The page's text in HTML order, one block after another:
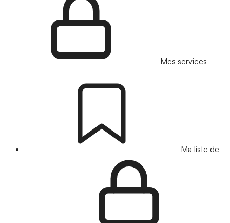
Mes services
Ma liste de